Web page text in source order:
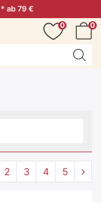
ab 79 €
0
0
2 3 4 5